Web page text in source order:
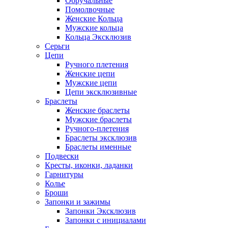
Помолвочные
Женские Кольца
Мужские кольца
Кольца Эксклюзив
Серьги
Цепи
Ручного плетения
Женские цепи
Мужские цепи
Цепи эксклюзивные
Браслеты
Женские браслеты
Мужские браслеты
Ручного-плетения
Браслеты эксклюзив
Браслеты именные
Подвески
Кресты, иконки, ладанки
Гарнитуры
Колье
Броши
Запонки и зажимы
Запонки Эксклюзив
Запонки с инициалами